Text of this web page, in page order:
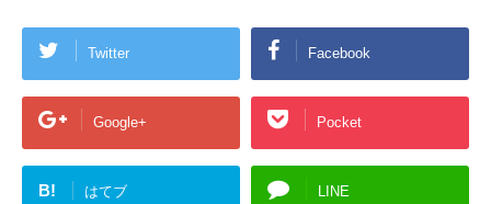
Twitter Facebook
Google+ Pocket
B! はてブ LINE